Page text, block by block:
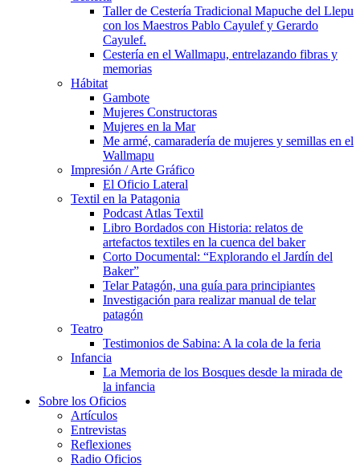
Taller de Cestería Tradicional Mapuche del Llepu
con los Maestros Pablo Cayulef y Gerardo
Cayulef.
Cestería en el Wallmapu, entrelazando fibras y
memorias
Hábitat
Gambote
Mujeres Constructoras
Mujeres en la Mar
Me armé, camaradería de mujeres y semillas en el
Wallmapu
Impresión / Arte Gráfico
El Oficio Lateral
Textil en la Patagonia
Podcast Atlas Textil
Libro Bordados con Historia: relatos de
artefactos textiles en la cuenca del baker
Corto Documental: “Explorando el Jardín del
Baker”
Telar Patagón, una guía para principiantes
Investigación para realizar manual de telar
patagón
Teatro
Testimonios de Sabina: A la cola de la feria
Infancia
La Memoria de los Bosques desde la mirada de
la infancia
Sobre los Oficios
Artículos
Entrevistas
Reflexiones
Radio Oficios